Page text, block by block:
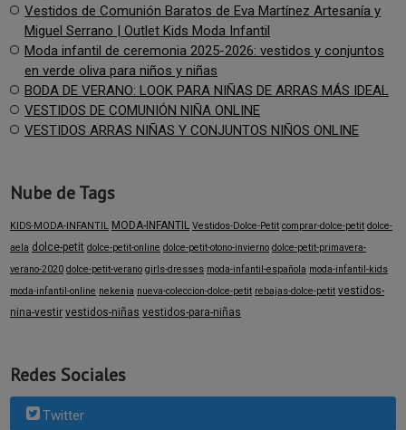
Vestidos de Comunión Baratos de Eva Martínez Artesanía y
Miguel Serrano | Outlet Kids Moda Infantil
Moda infantil de ceremonia 2025-2026: vestidos y conjuntos
en verde oliva para niños y niñas
BODA DE VERANO: LOOK PARA NIÑAS DE ARRAS MÁS IDEAL
VESTIDOS DE COMUNIÓN NIÑA ONLINE
VESTIDOS ARRAS NIÑAS Y CONJUNTOS NIÑOS ONLINE
Nube de Tags
KIDS-MODA-INFANTIL MODA-INFANTIL Vestidos-Dolce-Petit comprar-dolce-petit dolce-
aela dolce-petit dolce-petit-online dolce-petit-otono-invierno dolce-petit-primavera-
verano-2020 dolce-petit-verano girls-dresses moda-infantil-española moda-infantil-kids
moda-infantil-online nekenia nueva-coleccion-dolce-petit rebajas-dolce-petit vestidos-
nina-vestir vestidos-niñas vestidos-para-niñas
Redes Sociales
Twitter